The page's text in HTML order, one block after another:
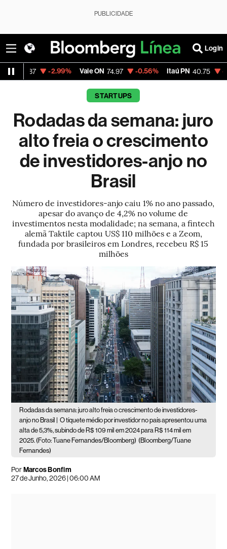
PUBLICIDADE
Login
-2.99% Vale ON 74.97 -0.56% Itaú PN 40.75 -2.58%
STARTUPS
Rodadas da semana: juro
alto freia o crescimento
de investidores-anjo no
Brasil
Número de investidores-anjo caiu 1% no ano passado,
apesar do avanço de 4,2% no volume de
investimentos nesta modalidade; na semana, a fintech
alemã Taktile captou US$ 110 milhões e a Zeom,
fundada por brasileiros em Londres, recebeu R$ 15
milhões
Rodadas da semana: juro alto freia o crescimento de investidores-
anjo no Brasil |
O tíquete médio por investidor no país apresentou uma
alta de 5,3%, subindo de R$ 109 mil em 2024 para R$ 114 mil em
2025. (Foto: Tuane Fernandes/Bloomberg) (Bloomberg/Tuane
Fernandes)
PorMarcos Bonfim
27 de Junho, 2026 | 06:00 AM